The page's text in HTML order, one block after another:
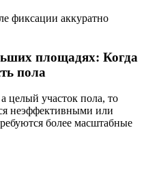
фиксации аккуратно
площадях: Когда
пола
целый участок пола, то
неэффективными или
более масштабные